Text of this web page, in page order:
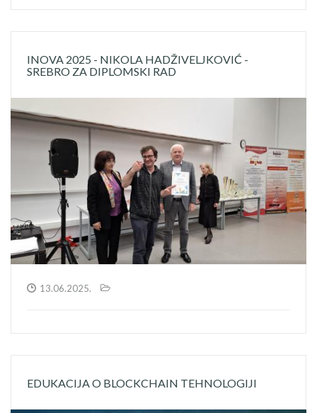
INOVA 2025 - NIKOLA HADŽIVELJKOVIĆ -
SREBRO ZA DIPLOMSKI RAD
13.06.2025.
EDUKACIJA O BLOCKCHAIN TEHNOLOGIJI